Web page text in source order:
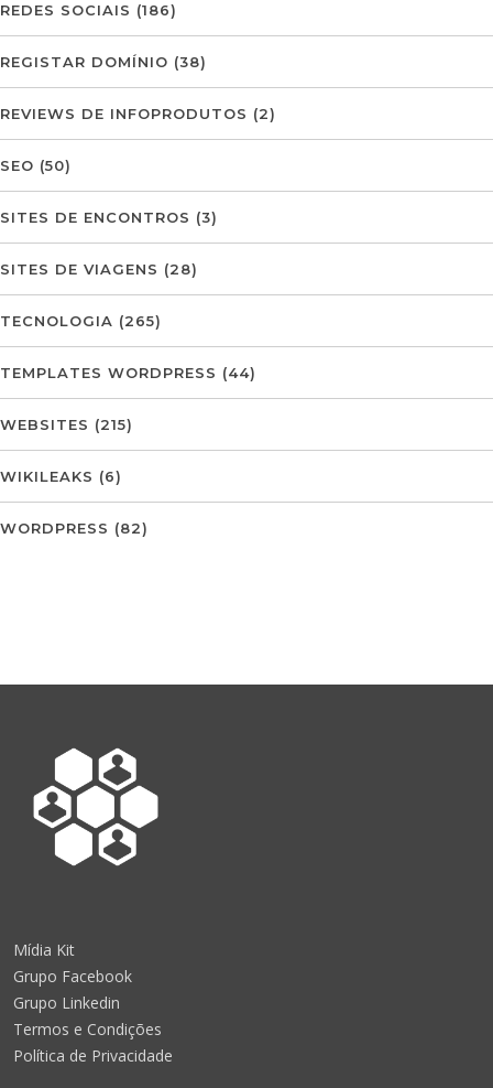
REDES SOCIAIS (186)
REGISTAR DOMÍNIO (38)
REVIEWS DE INFOPRODUTOS (2)
SEO (50)
SITES DE ENCONTROS (3)
SITES DE VIAGENS (28)
TECNOLOGIA (265)
TEMPLATES WORDPRESS (44)
WEBSITES (215)
WIKILEAKS (6)
WORDPRESS (82)
Mídia Kit
Grupo Facebook
Grupo Linkedin
Termos e Condições
Política de Privacidade